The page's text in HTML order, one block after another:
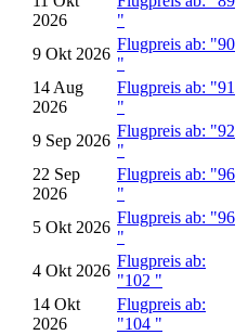
2026
"
9 Okt 2026
Flugpreis ab: "90
"
14 Aug
2026
Flugpreis ab: "91
"
9 Sep 2026
Flugpreis ab: "92
"
22 Sep
2026
Flugpreis ab: "96
"
5 Okt 2026
Flugpreis ab: "96
"
4 Okt 2026
Flugpreis ab:
"102 "
14 Okt
2026
Flugpreis ab:
"104 "